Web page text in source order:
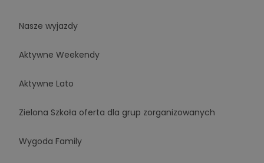
Nasze wyjazdy
Aktywne Weekendy
Aktywne Lato
Zielona Szkoła oferta dla grup zorganizowanych
Wygoda Family